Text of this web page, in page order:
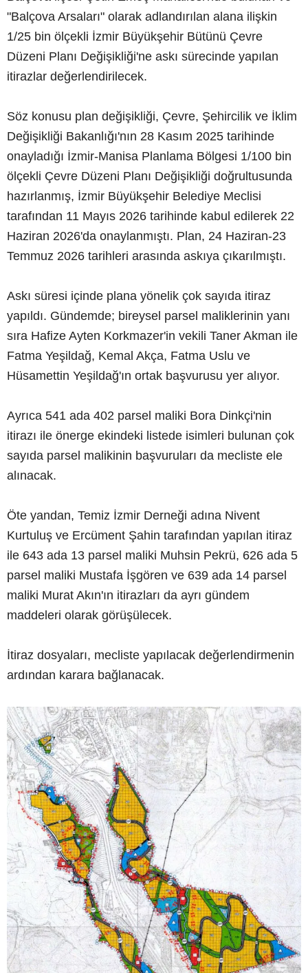
"Balçova Arsaları" olarak adlandırılan alana ilişkin
1/25 bin ölçekli İzmir Büyükşehir Bütünü Çevre
Düzeni Planı Değişikliği'ne askı sürecinde yapılan
itirazlar değerlendirilecek.
Söz konusu plan değişikliği, Çevre, Şehircilik ve İklim
Değişikliği Bakanlığı'nın 28 Kasım 2025 tarihinde
onayladığı İzmir-Manisa Planlama Bölgesi 1/100 bin
ölçekli Çevre Düzeni Planı Değişikliği doğrultusunda
hazırlanmış, İzmir Büyükşehir Belediye Meclisi
tarafından 11 Mayıs 2026 tarihinde kabul edilerek 22
Haziran 2026'da onaylanmıştı. Plan, 24 Haziran-23
Temmuz 2026 tarihleri arasında askıya çıkarılmıştı.
Askı süresi içinde plana yönelik çok sayıda itiraz
yapıldı. Gündemde; bireysel parsel maliklerinin yanı
sıra Hafize Ayten Korkmazer'in vekili Taner Akman ile
Fatma Yeşildağ, Kemal Akça, Fatma Uslu ve
Hüsamettin Yeşildağ'ın ortak başvurusu yer alıyor.
Ayrıca 541 ada 402 parsel maliki Bora Dinkçi'nin
itirazı ile önerge ekindeki listede isimleri bulunan çok
sayıda parsel malikinin başvuruları da mecliste ele
alınacak.
Öte yandan, Temiz İzmir Derneği adına Nivent
Kurtuluş ve Ercüment Şahin tarafından yapılan itiraz
ile 643 ada 13 parsel maliki Muhsin Pekrü, 626 ada 5
parsel maliki Mustafa İşgören ve 639 ada 14 parsel
maliki Murat Akın'ın itirazları da ayrı gündem
maddeleri olarak görüşülecek.
İtiraz dosyaları, mecliste yapılacak değerlendirmenin
ardından karara bağlanacak.